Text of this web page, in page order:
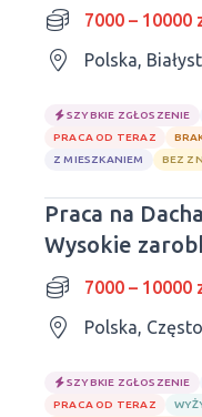
7000 – 10000
Polska,
SZYBKIE ZGŁOSZENIE
PRACA OD TERAZ
Z MIESZKANIEM
BEZ
Praca na
Wysokie
7000 – 10000
Polska,
SZYBKIE ZGŁOSZENIE
PRACA OD TERAZ